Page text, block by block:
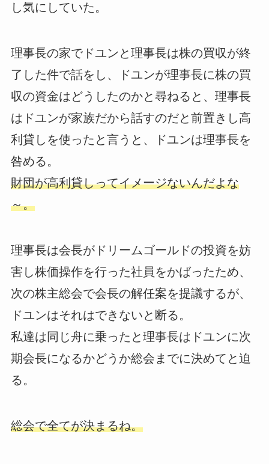
し気にしていた。
理事長の家でドユンと理事長は株の買収が終
了した件で話をし、ドユンが理事長に株の買
収の資金はどうしたのかと尋ねると、理事長
はドユンが家族だから話すのだと前置きし高
利貸しを使ったと言うと、ドユンは理事長を
咎める。
財団が高利貸しってイメージないんだよな
～。
理事長は会長がドリームゴールドの投資を妨
害し株価操作を行った社員をかばったため、
次の株主総会で会長の解任案を提議するが、
ドユンはそれはできないと断る。
私達は同じ舟に乗ったと理事長はドユンに次
期会長になるかどうか総会までに決めてと迫
る。
総会で全てが決まるね。